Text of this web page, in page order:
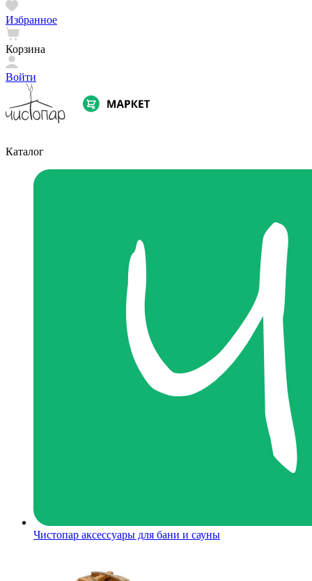
Избранное
Корзина
Войти
Каталог
Чистопар аксессуары для бани и сауны